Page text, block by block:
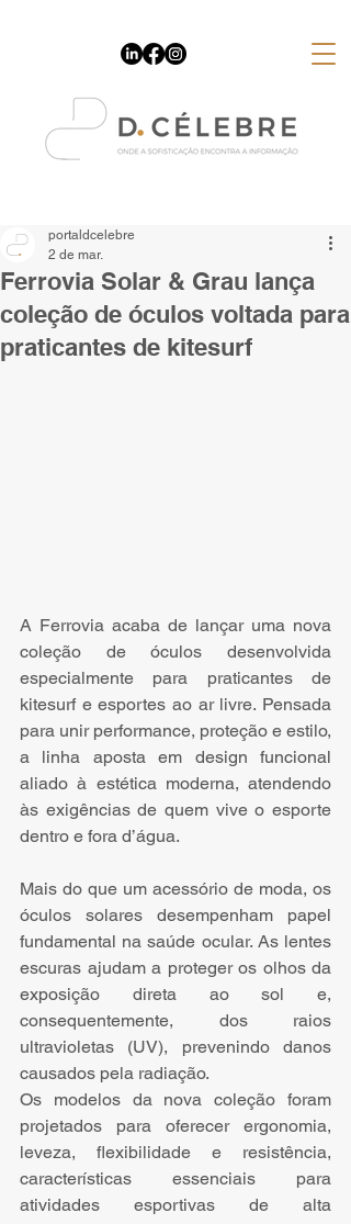
Ferrovia Solar & Grau lança
coleção de óculos voltada para
praticantes de kitesurf
portaldcelebre
2 de mar.
A Ferrovia acaba de lançar uma nova
coleção de óculos desenvolvida
especialmente para praticantes de
kitesurf e esportes ao ar livre. Pensada
para unir performance, proteção e estilo,
a linha aposta em design funcional
aliado à estética moderna, atendendo
às exigências de quem vive o esporte
dentro e fora d’água.
Mais do que um acessório de moda, os
óculos solares desempenham papel
fundamental na saúde ocular. As lentes
escuras ajudam a proteger os olhos da
exposição direta ao sol e,
consequentemente, dos raios
ultravioletas (UV), prevenindo danos
causados pela radiação.
Os modelos da nova coleção foram
projetados para oferecer ergonomia,
leveza, flexibilidade e resistência,
características essenciais para
atividades esportivas de alta